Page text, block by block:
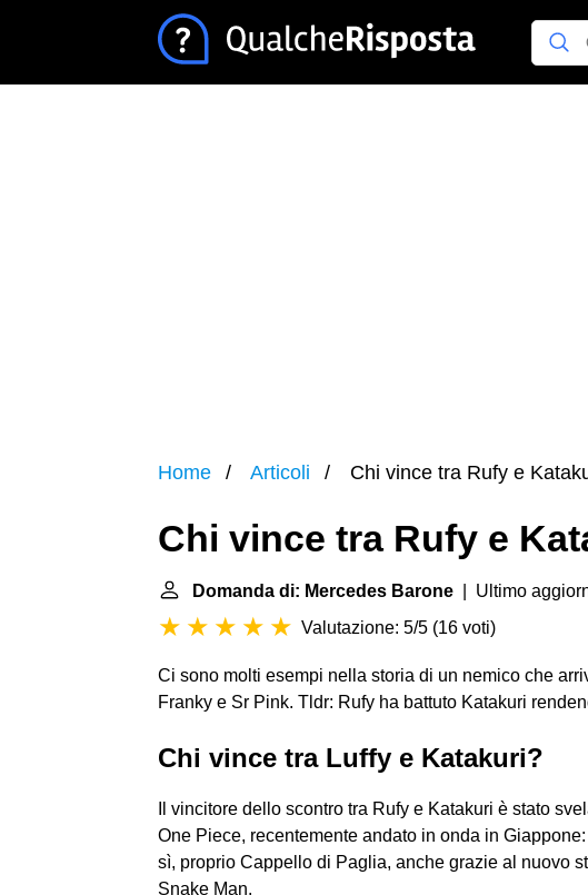
Home Articoli Chi vince tra Rufy e
Chi vince tra Rufy e
Domanda di: Mercedes Barone | Ultimo
Valutazione: 5/5 (16 voti)
Ci sono molti esempi nella storia di un nemico che
Franky e Sr Pink. Tldr: Rufy ha battuto Katakuri
Chi vince tra Luffy e Katakuri?
Il vincitore dello scontro tra Rufy e Katakuri è stato
One Piece, recentemente andato in onda in
sì, proprio Cappello di Paglia, anche grazie al nuovo
Snake Man.